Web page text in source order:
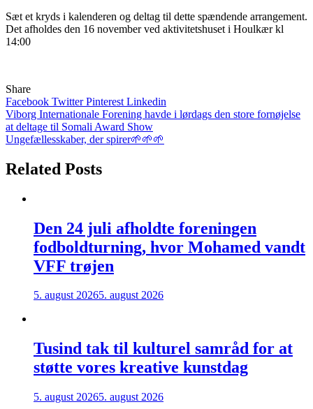
Sæt et kryds i kalenderen og deltag til dette spændende arrangement.
Det afholdes den 16 november ved aktivitetshuset i Houlkær kl
14:00
Share
Facebook TwitterPinterest Linkedin
Indlægsnavigation
Viborg Internationale Forening havde i lørdags den store fornøjelse
at deltage til Somali Award Show
Ungefællesskaber, der spirer🌱🌱🌱
Related Posts
Den 24 juli afholdte foreningen
fodboldturning, hvor Mohamed vandt
VFF trøjen
5. august 20265. august 2026
Tusind tak til kulturel samråd for at
støtte vores kreative kunstdag
5. august 20265. august 2026